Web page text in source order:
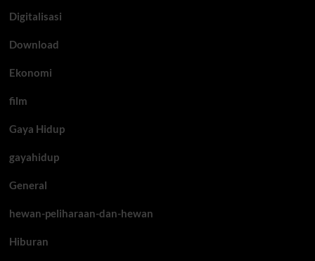
Digitalisasi
Download
Ekonomi
film
Gaya Hidup
gayahidup
General
hewan-peliharaan-dan-hewan
Hiburan